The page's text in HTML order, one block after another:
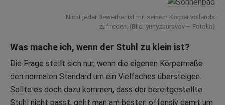
Nicht jeder Bewerber ist mit seinem Körper vollends
zufrieden. (Bild: yuriyzhuravov – Fotolia)
Was mache ich, wenn der Stuhl zu klein ist?
Die Frage stellt sich nur, wenn die eigenen Körpermaße
den normalen Standard um ein Vielfaches übersteigen.
Sollte es doch dazu kommen, dass der bereitgestellte
Stuhl nicht passt, geht man am besten offensiv damit um